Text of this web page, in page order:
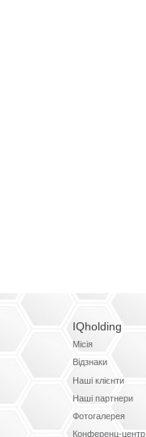
IQholding
Місія
Відзнаки
Наші клієнти
Наші партнери
Фотогалерея
Конференц-центр